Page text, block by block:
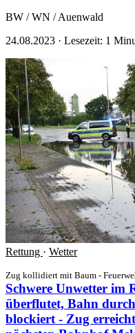
BW / WN / Auenwald
24.08.2023 · Lesezeit: 1
Rettung · Wetter
Zug kollidiert mit Baum -
Schwere Unwetter im
überflutet, Bahn
blockiert - Zug